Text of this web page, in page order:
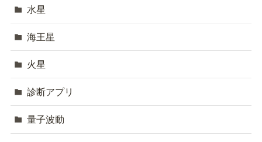
水星
海王星
火星
診断アプリ
量子波動